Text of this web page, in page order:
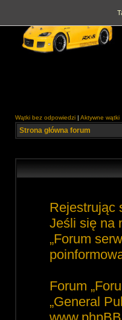
Wątki bez odpowiedzi | Aktywne wątki
Strona główna forum
Rejestrując
Jeśli się na
„Forum
Forum
„General